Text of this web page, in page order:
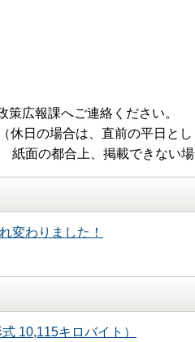
広報課へご連絡ください。
日の場合は、直前の平日とし
紙面の都合上、掲載できない場
変わりました！
10,115キロバイト）